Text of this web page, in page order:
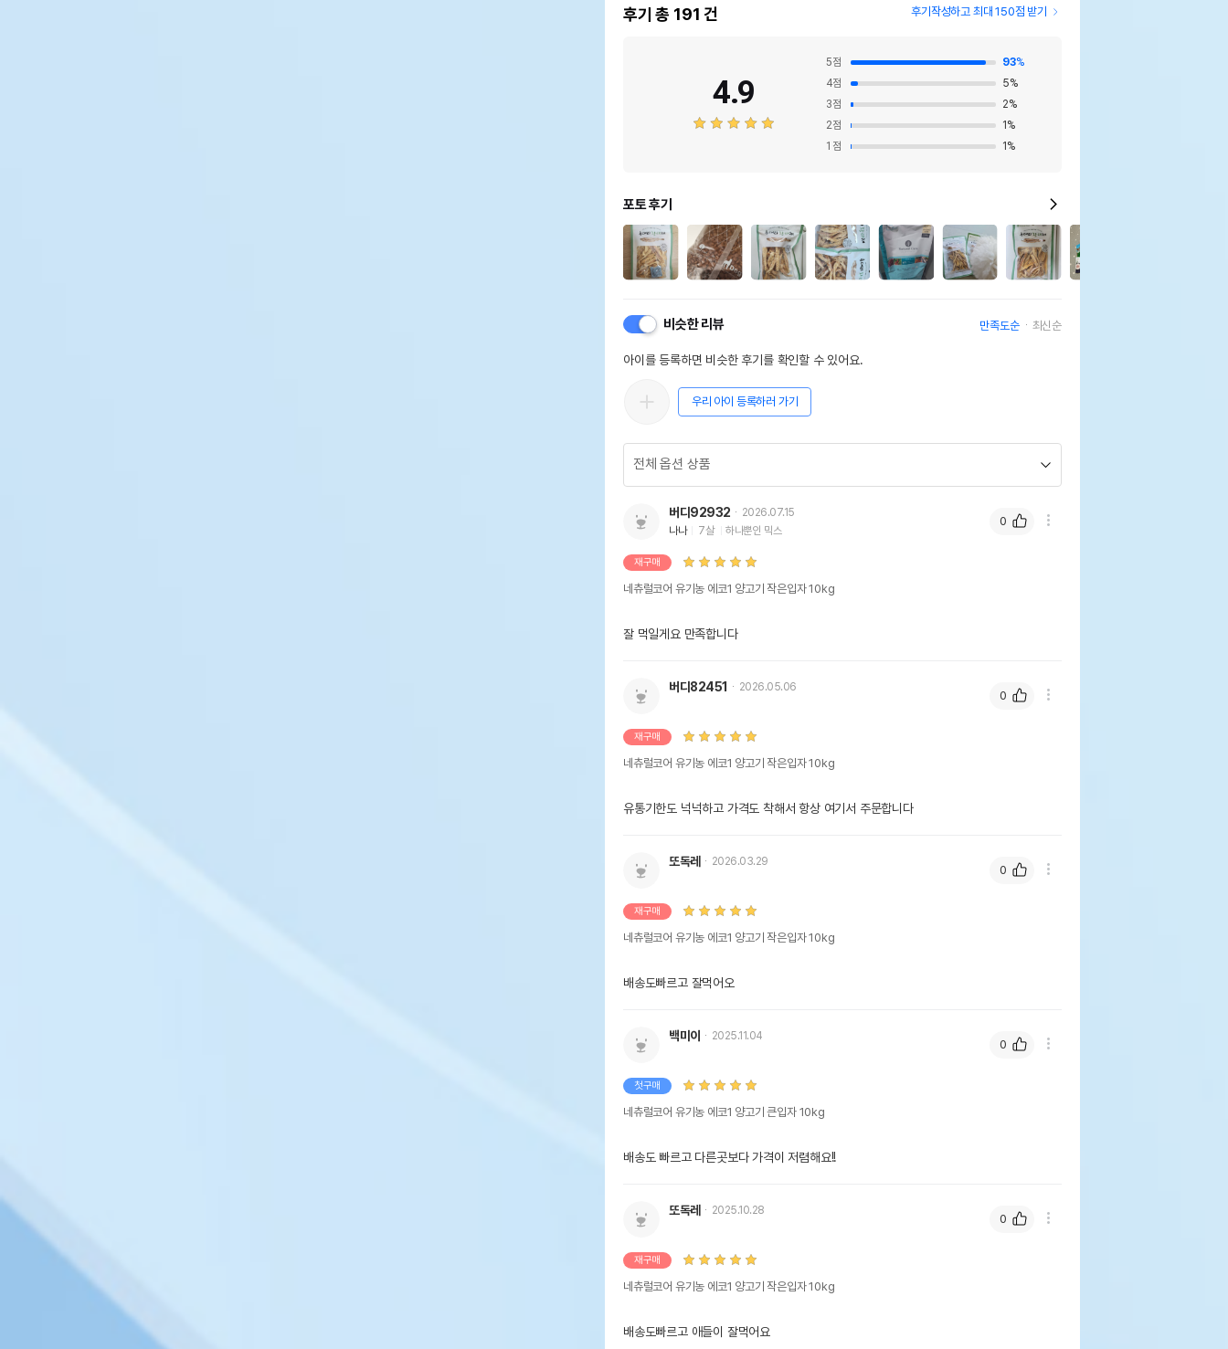
후기 총 191 건 후기작성하고 최대 150점 받기
4.9
5점 93%
4점 5%
3점 2%
2점 1 %
1 점 1 %
포토 후기
비슷한 리뷰 만족도순 최신순
아이를 등록하면 비슷한 후기를 확인할 수 있어요.
우리 아이 등록하러 가기
버디92932
2026.07.15
나나
7살 하나뿐인 믹스
재구매
네츄럴코어 유기농 에코1 양고기 작은입자 10kg
잘 먹일게요 만족합니다
0
버디82451 2026.05.06
재구매
네츄럴코어 유기농 에코1 양고기 작은입자 10kg
유통기한도 넉넉하고 가격도 착해서 항상 여기서 주문합니다
0
또독레 2026.03.29
재구매
네츄럴코어 유기농 에코1 양고기 작은입자 10kg
배송도빠르고 잘먹어오
0
백미이 2025.11.04
첫구매
네츄럴코어 유기농 에코1 양고기 큰입자 10kg
배송도 빠르고 다른곳보다 가격이 저렴해요!!
0
또독레 2025.10.28
재구매
네츄럴코어 유기농 에코1 양고기 작은입자 10kg
배송도빠르고 애들이 잘먹어요
0